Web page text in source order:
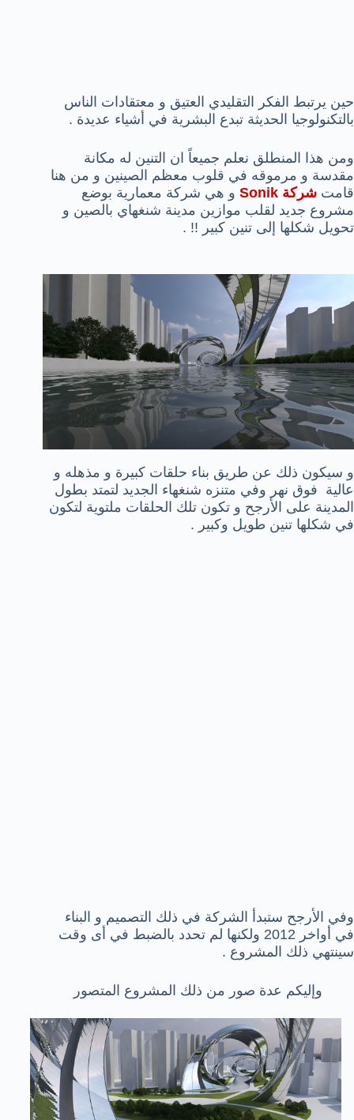
حين يرتبط الفكر التقليدي العتيق و معتقادات الناس
بالتكنولوجيا الحديثة تبدع البشرية في أشياء عديدة .
ومن هذا المنطلق نعلم جميعاً ان التنين له مكانة
مقدسة و مرموقه في قلوب معظم الصينين و من هنا
قامت شركة Sonik
و هي شركة معمارية بوضع
مشروع جديد لقلب موازين مدينة شنغهاي بالصين و
تحويل شكلها إلى تنين كبير !! .
و سيكون ذلك عن طريق بناء حلقات كبيرة و مذهله و
عالية فوق نهر وفي متنزه شنغهاء الجديد لتمتد بطول
المدينة على الأرجح و تكون تلك الحلقات ملتوية لتكون
في شكلها تنين طويل وكبير .
وفي الأرجح ستبدأ الشركة في ذلك التصميم و البناء
في أواخر 2012 ولكنها لم تحدد بالضبط في أى وقت
سينتهي ذلك المشروع .
وإليكم عدة صور من ذلك المشروع المتصور